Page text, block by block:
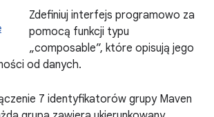
Zdefiniuj interfejs programowo za
pomocą funkcji typu
„composable”, które opisują jego
od danych.
7 identyfikatorów grupy Maven